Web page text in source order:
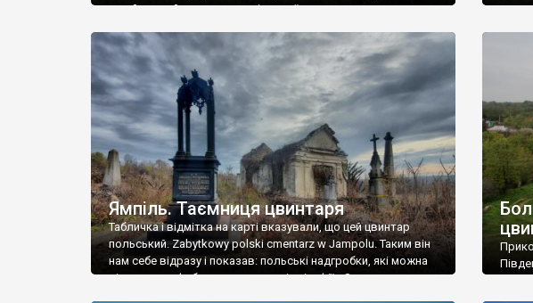
– найкращий регулятор шкідливої, для старих кладовищ,
бруньками, кози ті бруньки обгризають, бо то улюблений
делікатес. На цвинтарі у Голубечому ціла колекція
різноманітних форм хрестів. Село відносно невелике, […]
Ямпіль. Таємниця цвинтаря
Табличка і відмітка на карті вказували, що цей цвинтар
польський. Zabytkowy polski cmentarz w Jampolu. Таким він
нам себе відразу і показав: польські надгробки, які можна
віднести до фабричних, польські епітафії… Загалом цвинтар